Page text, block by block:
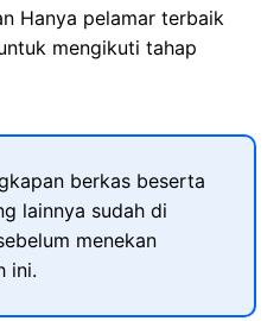
Hanya pelamar terbaik
mengikuti tahap
berkas beserta
lainnya sudah di
menekan
ini.